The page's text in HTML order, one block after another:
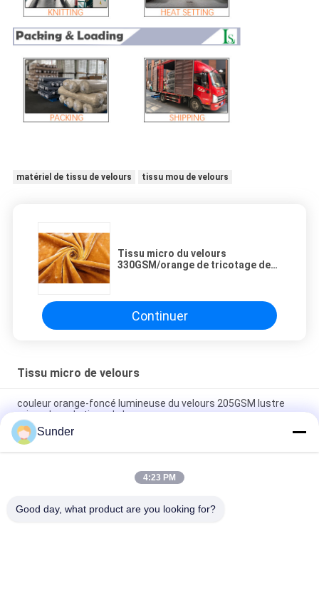
matériel de tissu de velours tissu mou de velours
Tissu micro du velours
330GSM/orange de tricotage de
Continuer
Tissu micro de velours
couleur orange-foncé lumineuse du velours 205GSM lustre
micro doux de tissu de beau
polyester jaune-clair de tricotage de la couleur 92% de tissu
de velours de bout droit de la chaîne 300GSM
Spandex rouge foncé du polyester 8 de tissu mou superbe
Sunder
4:23 PM
Good day, what product are you looking for?